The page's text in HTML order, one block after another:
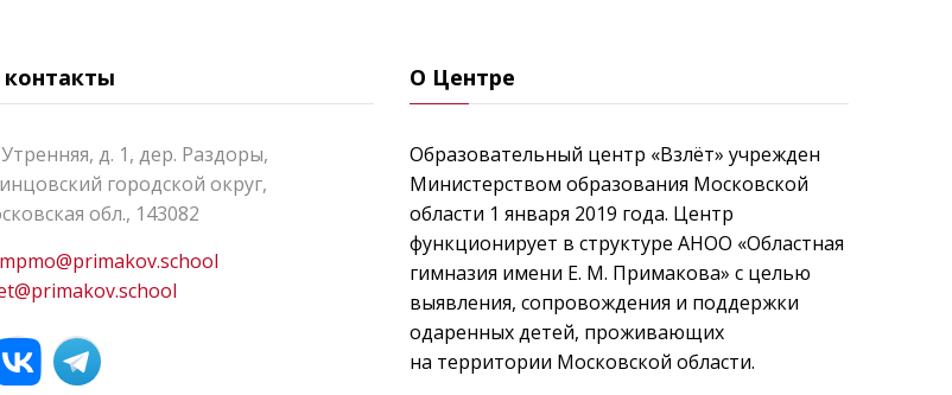
д. 1, дер. Раздоры,
городской округ,
обл., 143082
О Центре
Образовательный центр «Взлёт» учрежден
Министерством образования Московской
области 1 января 2019 года. Центр
функционирует в структуре АНОО «Областная
гимназия имени Е. М. Примакова» с целью
выявления, сопровождения и поддержки
одаренных детей, проживающих
на территории Московской области.